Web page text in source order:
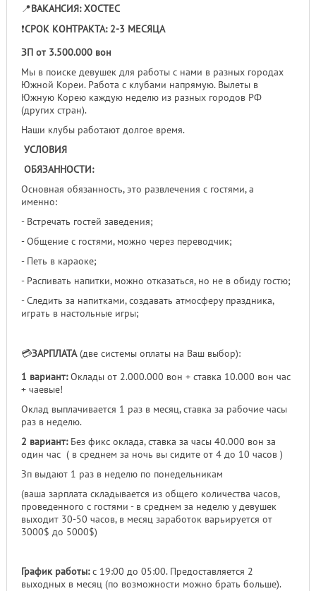
📍ВАКАНСИЯ: ХОСТЕС
❗️СРОК КОНТРАКТА: 2-3 МЕСЯЦА
ЗП от 3.500.000 вон
Мы в поиске девушек для работы с нами в разных городах
Южной Кореи. Работа с клубами напрямую. Вылеты в
Южную Корею каждую неделю из разных городов РФ
(других стран).
Наши клубы работают долгое время.
УСЛОВИЯ
ОБЯЗАННОСТИ:
Основная обязанность, это развлечения с гостями, а
именно:⠀
- Встречать гостей заведения;
- Общение с гостями, можно через переводчик;
- Петь в караоке;
- Распивать напитки, можно отказаться, но не в обиду гостю;
- Следить за напитками, создавать атмосферу праздника,
играть в настольные игры;
💳ЗАРПЛАТА(две системы оплаты на Ваш выбор):
1 вариант:Оклады от 2.000.000 вон + ставка 10.000 вон час
+ чаевые!
Оклад выплачивается 1 раз в месяц, ставка за рабочие часы
раз в неделю.
2 вариант:Без фикс оклада, ставка за часы 40.000 вон за
один час ( в среднем за ночь вы сидите от 4 до 10 часов )
Зп выдают 1 раз в неделю по понедельникам
(ваша зарплата складывается из общего количества часов,
проведенного с гостями - в среднем за неделю у девушек
выходит 30-50 часов, в месяц заработок варьируется от
3000$ до 5000$)
График работы:с 19:00 до 05:00. Предоставляется 2
выходных в месяц (по возможности можно брать больше).